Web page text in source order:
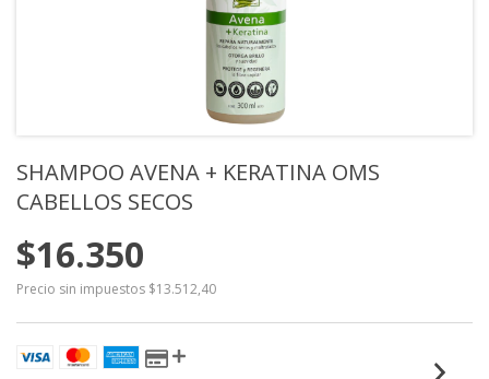
SHAMPOO AVENA + KERATINA OMS
CABELLOS SECOS
$16.350
Precio sin impuestos $13.512,40